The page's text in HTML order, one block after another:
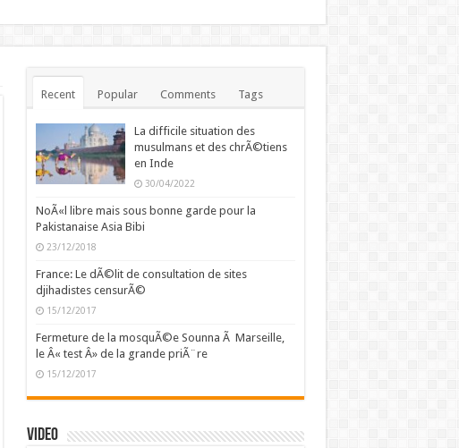
Recent Popular Comments Tags
La difficile situation des
musulmans et des chrÃ©tiens
en Inde
30/04/2022
NoÃ«l libre mais sous bonne garde pour la
Pakistanaise Asia Bibi
23/12/2018
France: Le dÃ©lit de consultation de sites
djihadistes censurÃ©
15/12/2017
Fermeture de la mosquÃ©e Sounna Ã Marseille,
le Â« test Â» de la grande priÃ¨re
15/12/2017
Video